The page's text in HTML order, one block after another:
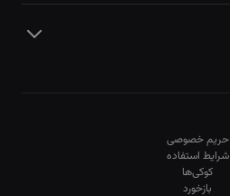
حریم خصوصی
شرایط استفاده
کوکی‌ها
بازخورد
10